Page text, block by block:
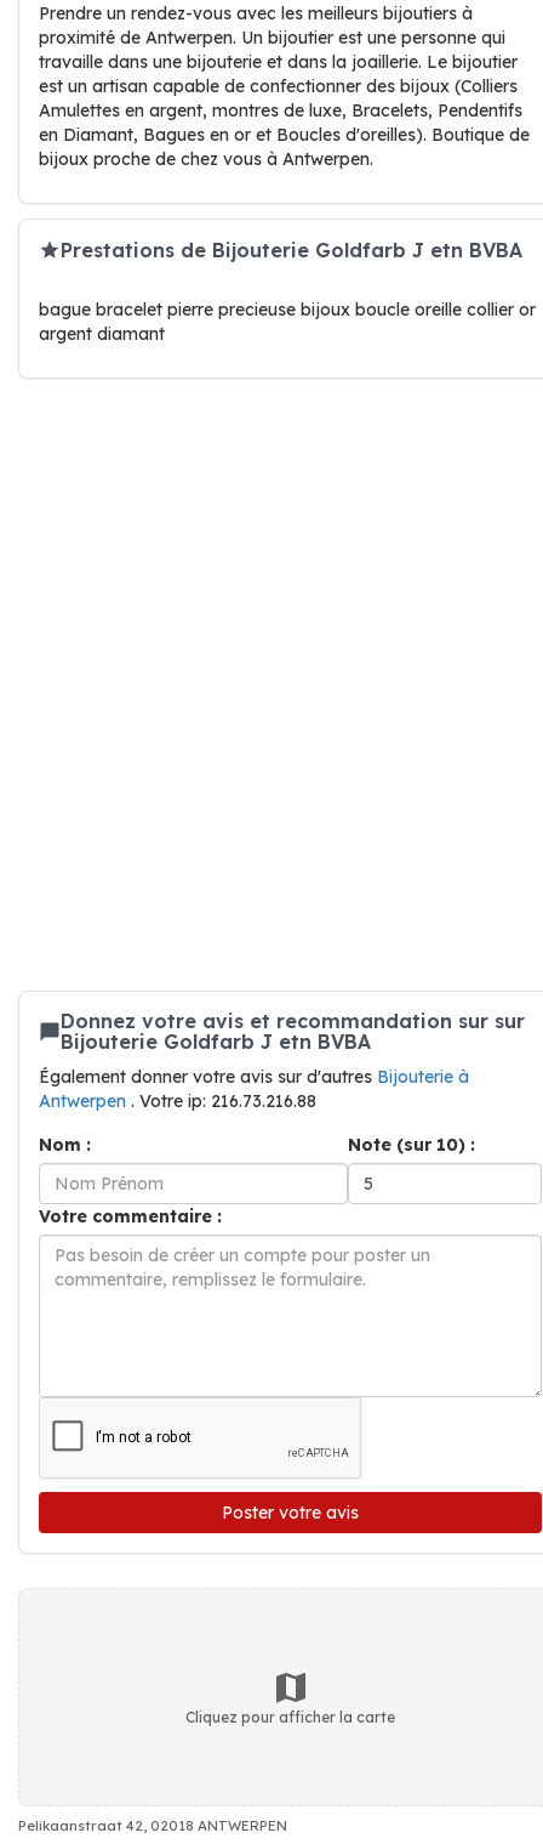
Prendre un rendez-vous avec les meilleurs bijoutiers à
proximité de Antwerpen. Un bijoutier est une personne qui
travaille dans une bijouterie et dans la joaillerie. Le bijoutier
est un artisan capable de confectionner des bijoux (Colliers
Amulettes en argent, montres de luxe, Bracelets, Pendentifs
en Diamant, Bagues en or et Boucles d'oreilles). Boutique de
bijoux proche de chez vous à Antwerpen.
Prestations de Bijouterie Goldfarb J etn BVBA
bague bracelet pierre precieuse bijoux boucle oreille collier or
argent diamant
Donnez votre avis et recommandation sur sur
Bijouterie Goldfarb J etn BVBA
Également donner votre avis sur d'autres Bijouterie à
Antwerpen . Votre ip: 216.73.216.88
Nom :
Note (sur 10) :
Votre commentaire :
Poster votre avis
Cliquez pour afficher la carte
Pelikaanstraat 42, 02018 ANTWERPEN